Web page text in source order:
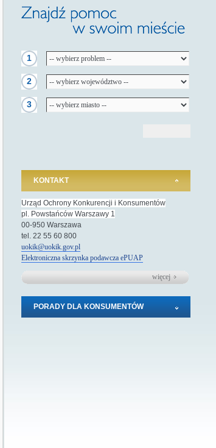
1
2
3
KONTAKT
Urząd Ochrony Konkurencji i Konsumentów
pl. Powstańców Warszawy 1
00-950 Warszawa
tel. 22 55 60 800
uokik@uokik.gov.pl
Elektroniczna skrzynka podawcza ePUAP
więcej
PORADY DLA KONSUMENTÓW